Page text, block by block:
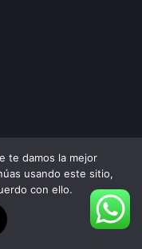
te damos la mejor
usando este sitio,
con ello.